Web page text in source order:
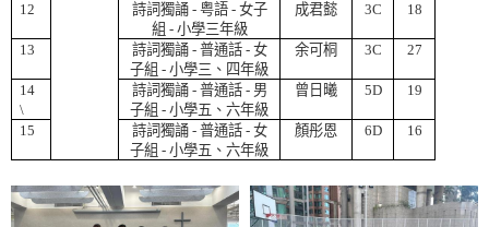
12 詩詞獨誦- 粤語- 女子
組 - 小學三年級
成君懿 3C 18
13 詩詞獨誦- 普通話- 女
子組 - 小學三、四年級
余可桐 3C 27
14
\
詩詞獨誦- 普通話- 男
子組 - 小學五、六年級
曾日曦 5D 19
15 詩詞獨誦- 普通話- 女
子組 - 小學五、六年級
顏彤恩 6D 16